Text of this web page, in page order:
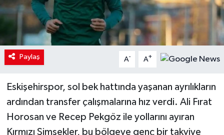
Paylaş A- A+
Eskişehirspor, sol bek hattında yaşanan ayrılıkların
ardından transfer çalışmalarına hız verdi. Ali Fırat
Horosan ve Recep Pekgöz ile yollarını ayıran
Kırmızı Şimşekler, bu bölgeye genç bir takviye